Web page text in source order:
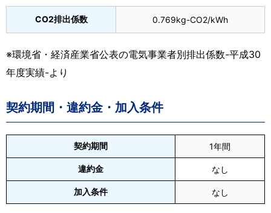
CO2排出係数 0.769kg-CO2/kWh
※環境省・経済産業省公表の電気事業者別排出係数-平成30
年度実績-より
契約期間・違約金・加入条件
契約期間 1年間
違約金 なし
加入条件 なし